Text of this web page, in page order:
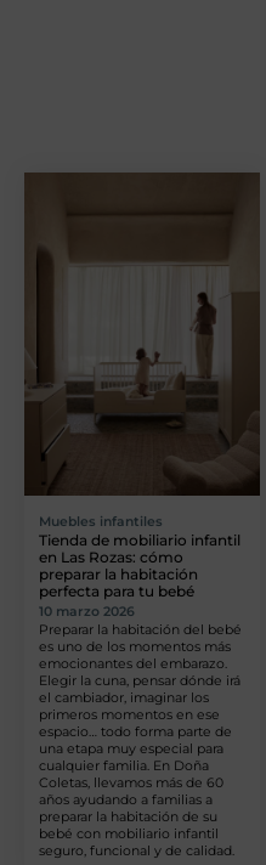
Muebles infantiles
Tienda de mobiliario infantil
en Las Rozas: cómo
preparar la habitación
perfecta para tu bebé
10 marzo 2026
Preparar la habitación del bebé
es uno de los momentos más
emocionantes del embarazo.
Elegir la cuna, pensar dónde irá
el cambiador, imaginar los
primeros momentos en ese
espacio… todo forma parte de
una etapa muy especial para
cualquier familia. En Doña
Coletas, llevamos más de 60
años ayudando a familias a
preparar la habitación de su
bebé con mobiliario infantil
seguro, funcional y de calidad.